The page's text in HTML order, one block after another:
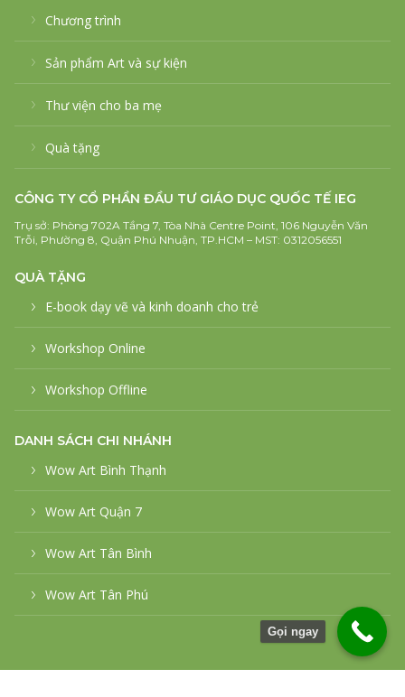
Chương trình
Sản phẩm Art và sự kiện
Thư viện cho ba mẹ
Quà tặng
CÔNG TY CỔ PHẦN ĐẦU TƯ GIÁO DỤC QUỐC TẾ IEG
Trụ sở: Phòng 702A Tầng 7, Tòa Nhà Centre Point, 106 Nguyễn Văn
Trỗi, Phường 8, Quận Phú Nhuận, TP.HCM – MST: 0312056551
QUÀ TẶNG
E-book dạy vẽ và kinh doanh cho trẻ
Workshop Online
Workshop Offline
DANH SÁCH CHI NHÁNH
Wow Art Bình Thạnh
Wow Art Quận 7
Wow Art Tân Bình
Wow Art Tân Phú
Gọi ngay